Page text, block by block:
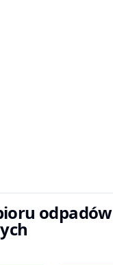
odpadów